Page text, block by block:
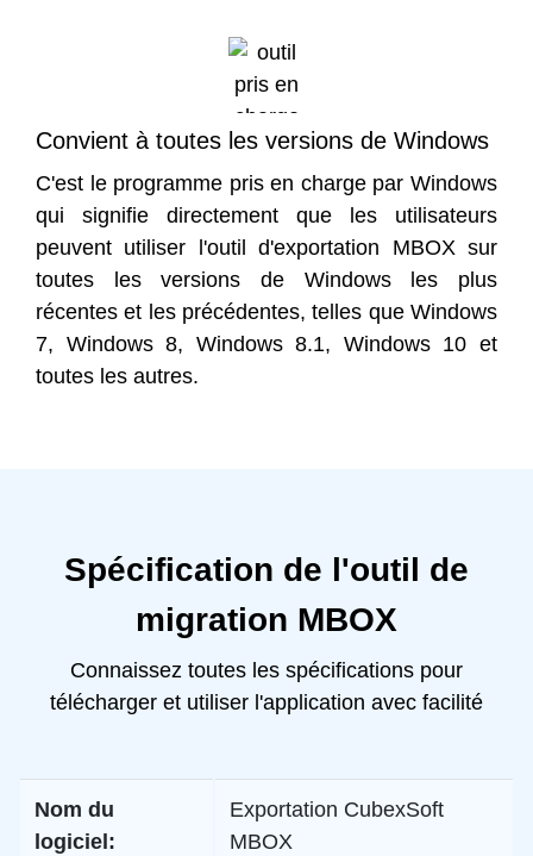
Convient à toutes les versions de Windows
C'est le programme pris en charge par Windows
qui signifie directement que les utilisateurs
peuvent utiliser l'outil d'exportation MBOX sur
toutes les versions de Windows les plus
récentes et les précédentes, telles que Windows
7, Windows 8, Windows 8.1, Windows 10 et
toutes les autres.
Spécification de l'outil de
migration MBOX
Connaissez toutes les spécifications pour
télécharger et utiliser l'application avec facilité
Nom du
logiciel:
Exportation CubexSoft
MBOX